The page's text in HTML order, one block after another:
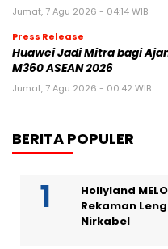
Jumat, 7 Agu 2026 - 04:14 WIB
Press Release
Huawei Jadi Mitra bagi
M360 ASEAN 2026
Jumat, 7 Agu 2026 - 00:42 WIB
BERITA POPULER
Hollyland
Rekaman
Nirkabel